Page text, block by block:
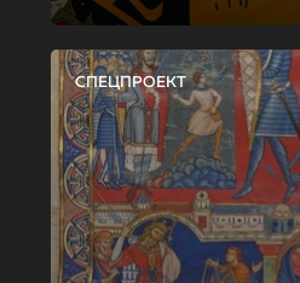
СПЕЦПРОЕКТ